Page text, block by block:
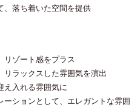
、落ち着いた空間を提供
リゾート感をプラス
リラックスした雰囲気を演出
え入れる雰囲気に
ーションとして、エレガントな雰囲